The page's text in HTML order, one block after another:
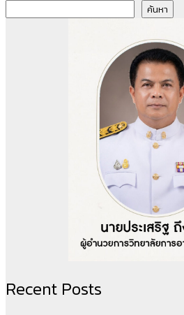
ค้นหา
Recent Posts